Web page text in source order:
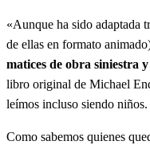
«Aunque ha sido adaptada
de ellas en formato
matices de obra siniestra
libro original de Michael
leímos incluso siendo niños.
Como sabemos quienes